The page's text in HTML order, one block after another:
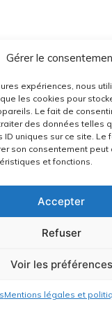
Gérer le
expériences, nous
les cookies pour
Le fait de
des données telles
ID uniques sur ce site. Le
son consentement
et fonctions.
Accepter
Refuser
Voir les préférences
Mentions légales et